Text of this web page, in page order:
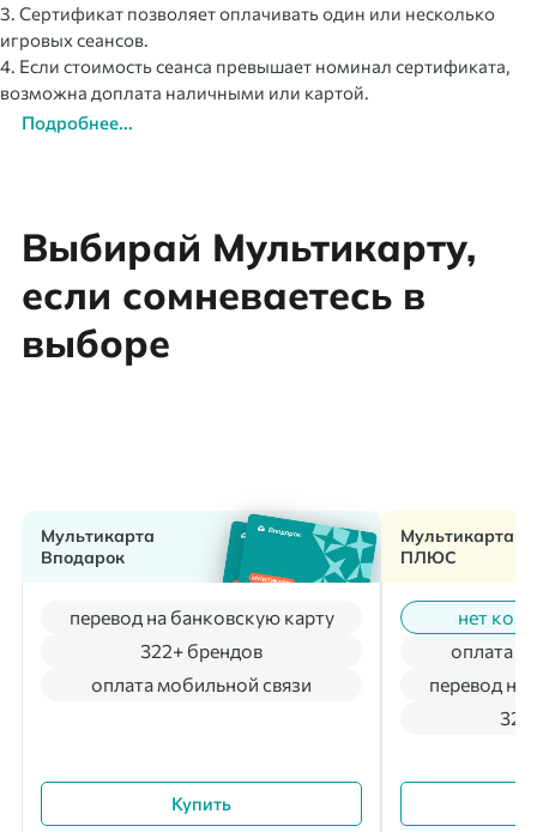
3. Сертификат позволяет оплачивать один или несколько
игровых сеансов.
4. Если стоимость сеанса превышает номинал сертификата,
возможна доплата наличными или картой.
Подробнее...
Выбирай Мультикарту,
если сомневаетесь в
выборе
Мультикарта
Вподарок
оплата мобильной связи
перевод на банковскую карту
322+ брендов
Купить
Мультикарта
ПЛЮС
нет
оплата
перевод на